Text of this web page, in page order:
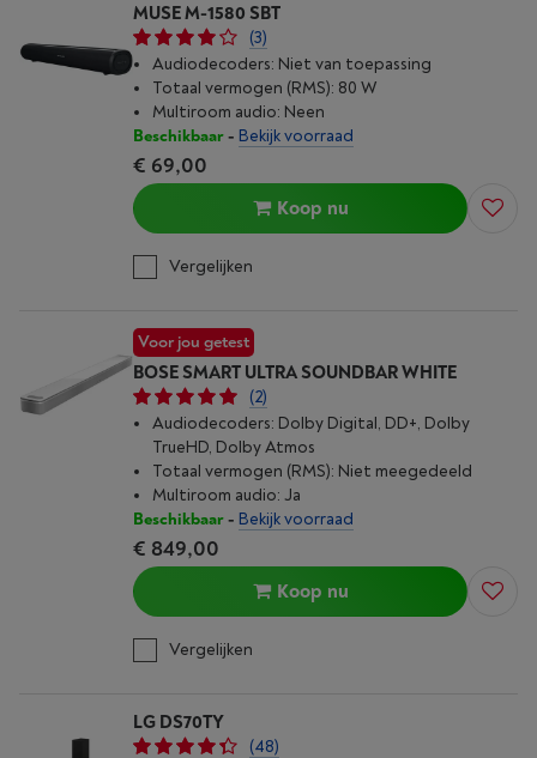
MUSE M-1580 SBT
(3)
Audiodecoders: Niet van toepassing
Totaal vermogen (RMS): 80 W
Multiroom audio: Neen
Beschikbaar- Bekijk voorraad
€ 69,00
Koop nu
Vergelijken
Voor jou getest
BOSE SMART ULTRA SOUNDBAR WHITE
(2)
Audiodecoders: Dolby Digital, DD+, Dolby
TrueHD, Dolby Atmos
Totaal vermogen (RMS): Niet meegedeeld
Multiroom audio: Ja
Beschikbaar- Bekijk voorraad
€ 849,00
Koop nu
Vergelijken
LG DS70TY
(48)